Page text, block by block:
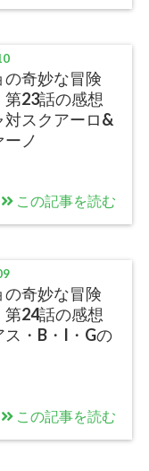
の奇妙な冒険
23話の感想
対スクアーロ&
ノ
この記事を読む
の奇妙な冒険
24話の感想
ス・B・I・Gの
この記事を読む